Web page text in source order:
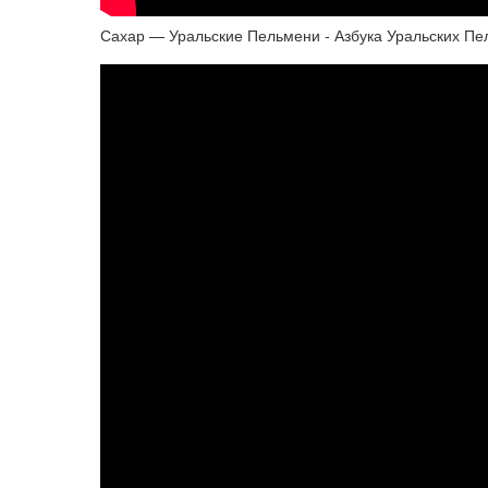
Сахар — Уральские Пельмени - Азбука Уральских